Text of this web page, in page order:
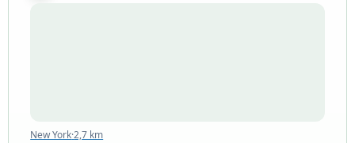
New York·2,7 km